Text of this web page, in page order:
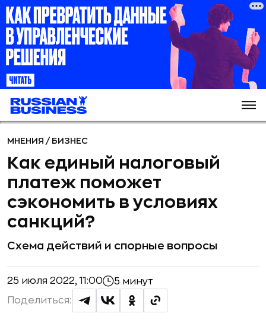
МНЕНИЯ / БИЗНЕС
Как единый налоговый
платеж поможет
сэкономить в условиях
санкций?
Схема действий и спорные вопросы
25 июля 2022, 11:00 5 минут
Поделиться: